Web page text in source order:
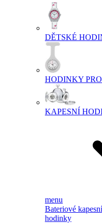
DĚTSKÉ
HODINKY
KAPESNÍ
menu
Bateriové
hodinky